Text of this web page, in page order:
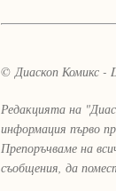
© Диаскоп Комикс -
Редакцията на
информация първо
Препоръчваме на
съобщения, да